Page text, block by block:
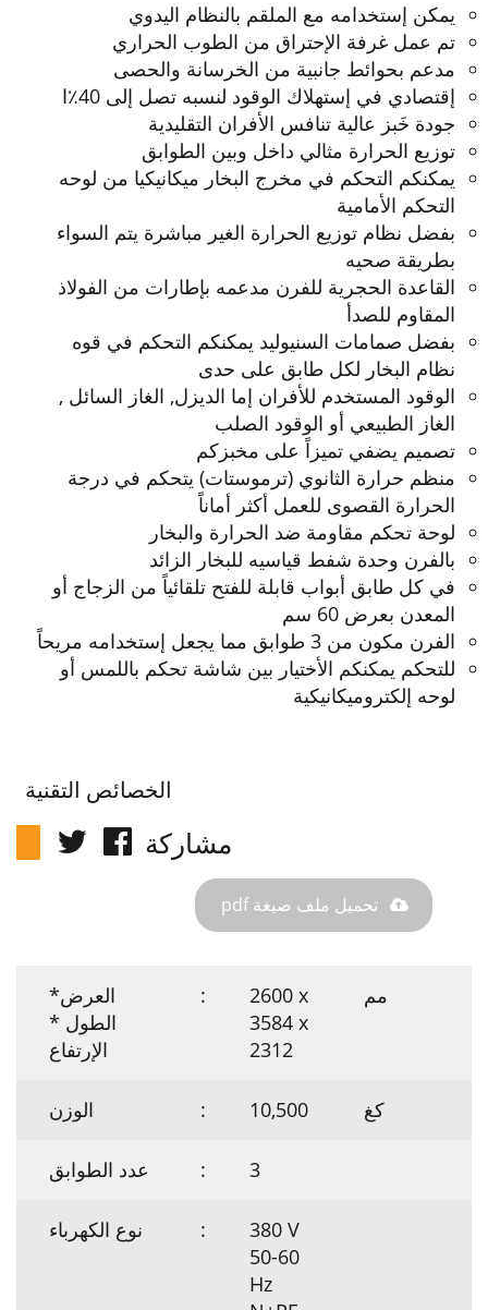
يمكن إستخدامه مع الملقم بالنظام اليدوي
تم عمل غرفة الإحتراق من الطوب الحراري
مدعم بحوائط جانبية من الخرسانة والحصى
إقتصادي في إستهلاك الوقود لنسبه تصل إلى 40٪ا
جودة خَبز عالية تنافس الأفران التقليدية
توزيع الحرارة مثالي داخل وبين الطوابق
يمكنكم التحكم في مخرج البخار ميكانيكيا من لوحه
التحكم الأمامية
بفضل نظام توزيع الحرارة الغير مباشرة يتم السواء
بطريقة صحيه
القاعدة الحجرية للفرن مدعمه بإطارات من الفولاذ
المقاوم للصدأ
بفضل صمامات السنيوليد يمكنكم التحكم في قوه
نظام البخار لكل طابق على حدى
الوقود المستخدم للأفران إما الديزل, الغاز السائل ,
الغاز الطبيعي أو الوقود الصلب
تصميم يضفي تميزاً على مخبزكم
منظم حرارة الثانوي (ترموستات) يتحكم في درجة
الحرارة القصوى للعمل أكثر أماناً
لوحة تحكم مقاومة ضد الحرارة والبخار
بالفرن وحدة شفط قياسيه للبخار الزائد
في كل طابق أبواب قابلة للفتح تلقائياً من الزجاج أو
المعدن بعرض 60 سم
الفرن مكون من 3 طوابق مما يجعل إستخدامه مريحاً
للتحكم يمكنكم الأختيار بين شاشة تحكم باللمس أو
لوحه إلكتروميكانيكية
الخصائص التقنية
مشاركة
تحميل ملف صيغة pdf
العرض*
الطول *
الإرتفاع
:
2600 x
3584 x
2312
مم
الوزن : 10,500 كغ
عدد الطوابق : 3
نوع الكهرباء :
380 V
50-60
Hz